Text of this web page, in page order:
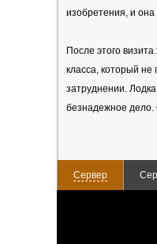
изобретения, и
После этого
класса, который
затруднении.
безнадежное дело.
Сервер